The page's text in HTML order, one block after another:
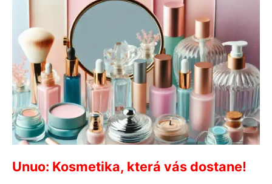
Unuo: Kosmetika, která vás dostane!